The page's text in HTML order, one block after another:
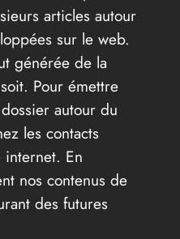
articles autour
sur le web.
générée de la
Pour émettre
autour du
les contacts
En
nos contenus de
des futures